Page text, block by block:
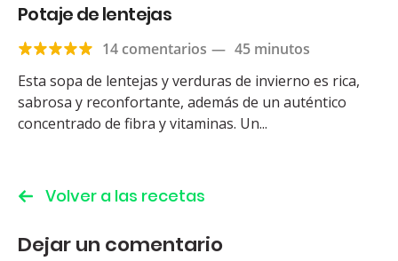
Potaje de lentejas
14 comentarios — 45 minutos
Esta sopa de lentejas y verduras de invierno es rica,
sabrosa y reconfortante, además de un auténtico
concentrado de fibra y vitaminas. Un...
Volver a las recetas
Dejar un comentario